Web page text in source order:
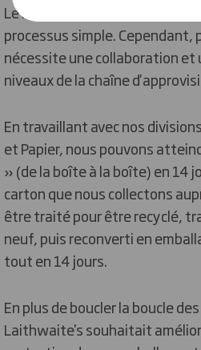
Le recyclage en boucle fermée
processus simple. Cependant,
nécessite une collaboration
niveaux de la chaîne
En travaillant avec nos
et Papier, nous pouvons
» (de la boîte à la boîte) en 14
carton que nous collectons
être traité pour être recyclé,
neuf, puis reconverti en
tout en 14 jours.
En plus de boucler la boucle
Laithwaite's souhaitait